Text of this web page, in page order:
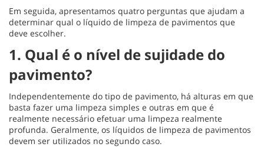
Em seguida, apresentamos quatro perguntas que ajudam a
determinar qual o líquido de limpeza de pavimentos que
deve escolher.
1. Qual é o nível de sujidade do
pavimento?
Independentemente do tipo de pavimento, há alturas em que
basta fazer uma limpeza simples e outras em que é
realmente necessário efetuar uma limpeza realmente
profunda. Geralmente, os líquidos de limpeza de pavimentos
devem ser utilizados no segundo caso.